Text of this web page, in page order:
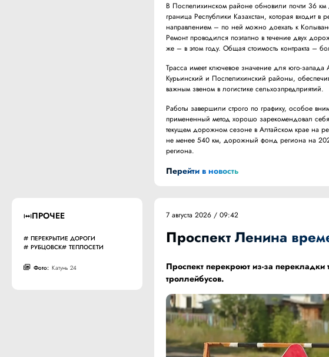
В Поспелихинском районе обновили почти 36
граница Республики Казахстан, которая входит в
направлением – по ней можно доехать к
Ремонт проводился поэтапно в течение двух
же – в этом году. Общая стоимость контракта –
Трасса имеет ключевое значение для юго-запада
Курьинский и Поспелихинский районы,
важным звеном в логистике сельхозпредприятий.
Работы завершили строго по графику, особое
примененный метод хорошо зарекомендовал
текущем дорожном сезоне в Алтайском крае на
не менее 540 км, дорожный фонд региона на
региона.
Перейти в новость
ПРОЧЕЕ
ПЕРЕКРЫТИЕ ДОРОГИ
РУБЦОВСК
ТЕПЛОСЕТИ
Фото: Катунь 24
7 августа 2026 / 09:42
Проспект Ленина
Проспект перекроют из-за
троллейбусов.